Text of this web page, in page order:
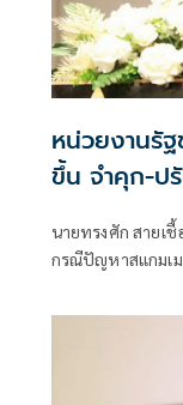
หน่วยงานรั
ขึ้น จำคุก-ป
ผิดฟอกเงิน
นายทรงศัก สายเ
กรณีปัญหาสแกมเ
บ้านและต่างประเ
ได้ลงพื้นที่ตามรอ